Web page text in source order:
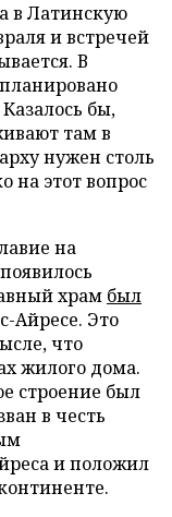
в Латинскую
и встречей
В
бы,
там в
нужен столь
на этот вопрос
на
храм был
Айресе. Это
что
жилого дома.
строение был
в честь
и положил